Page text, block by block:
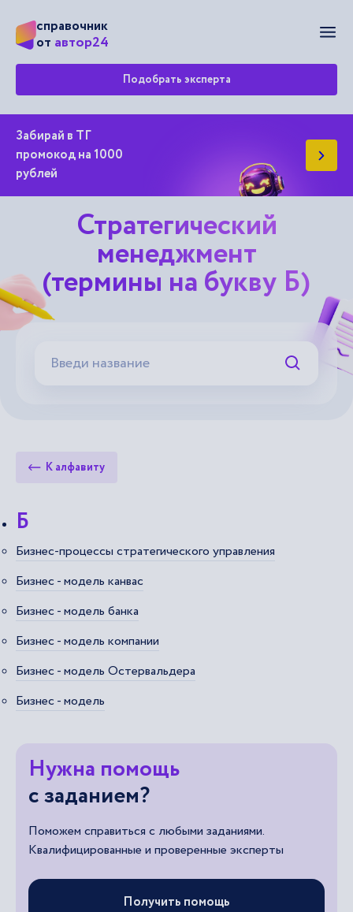
справочник
от автор24
Подобрать эксперта
Забирай в ТГ
промокод на 1000
рублей
Стратегический
менеджмент
(термины на букву Б)
Искать
К алфавиту
Б
Бизнес-процессы стратегического управления
Бизнес - модель канвас
Бизнес - модель банка
Бизнес - модель компании
Бизнес - модель Остервальдера
Бизнес - модель
Нужна помощь
с заданием?
Поможем справиться с любыми заданиями.
Квалифицированные и проверенные эксперты
Получить помощь